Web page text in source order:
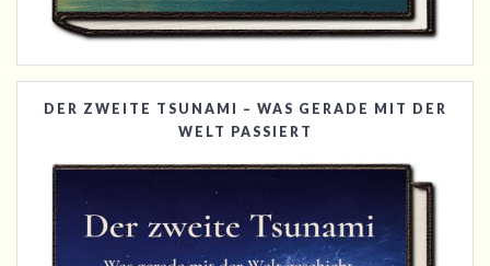
DER ZWEITE TSUNAMI – WAS GERADE MIT DER
WELT PASSIERT